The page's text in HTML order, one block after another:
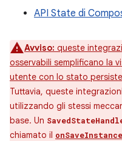
API State di
Avviso: queste
osservabili semplificano la
utente con lo stato
Tuttavia, queste
utilizzando gli stessi
base. Un
chiamato il